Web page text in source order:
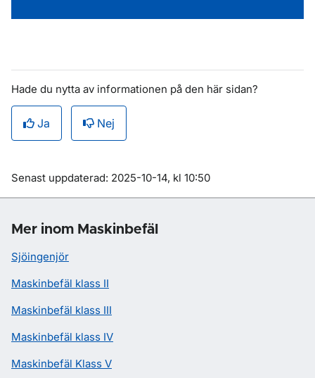
Hade du nytta av informationen på den här sidan?
Ja Nej
Om sidan
Senast uppdaterad: 2025-10-14, kl 10:50
Mer inom Maskinbefäl
Sjöingenjör
Maskinbefäl klass II
Maskinbefäl klass III
Maskinbefäl klass IV
Maskinbefäl Klass V